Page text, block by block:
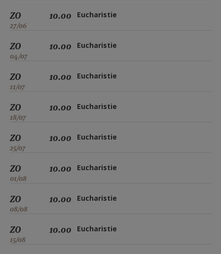
ZO
27/06
10.00 Eucharistie
ZO
04/07
10.00 Eucharistie
ZO
11/07
10.00 Eucharistie
ZO
18/07
10.00 Eucharistie
ZO
25/07
10.00 Eucharistie
ZO
01/08
10.00 Eucharistie
ZO
08/08
10.00 Eucharistie
ZO
15/08
10.00 Eucharistie